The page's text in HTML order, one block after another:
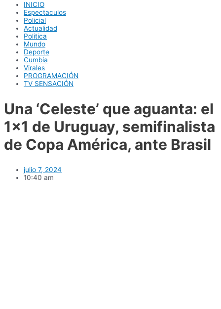
INICIO
Espectaculos
Policial
Actualidad
Politica
Mundo
Deporte
Cumbia
Virales
PROGRAMACIÓN
TV SENSACIÓN
Una ‘Celeste’ que aguanta: el
1×1 de Uruguay, semifinalista
de Copa América, ante Brasil
julio 7, 2024
10:40 am